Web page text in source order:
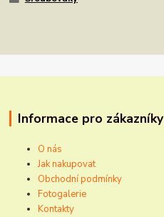
Informace pro zákazníky
O nás
Jak nakupovat
Obchodní podmínky
Fotogalerie
Kontakty